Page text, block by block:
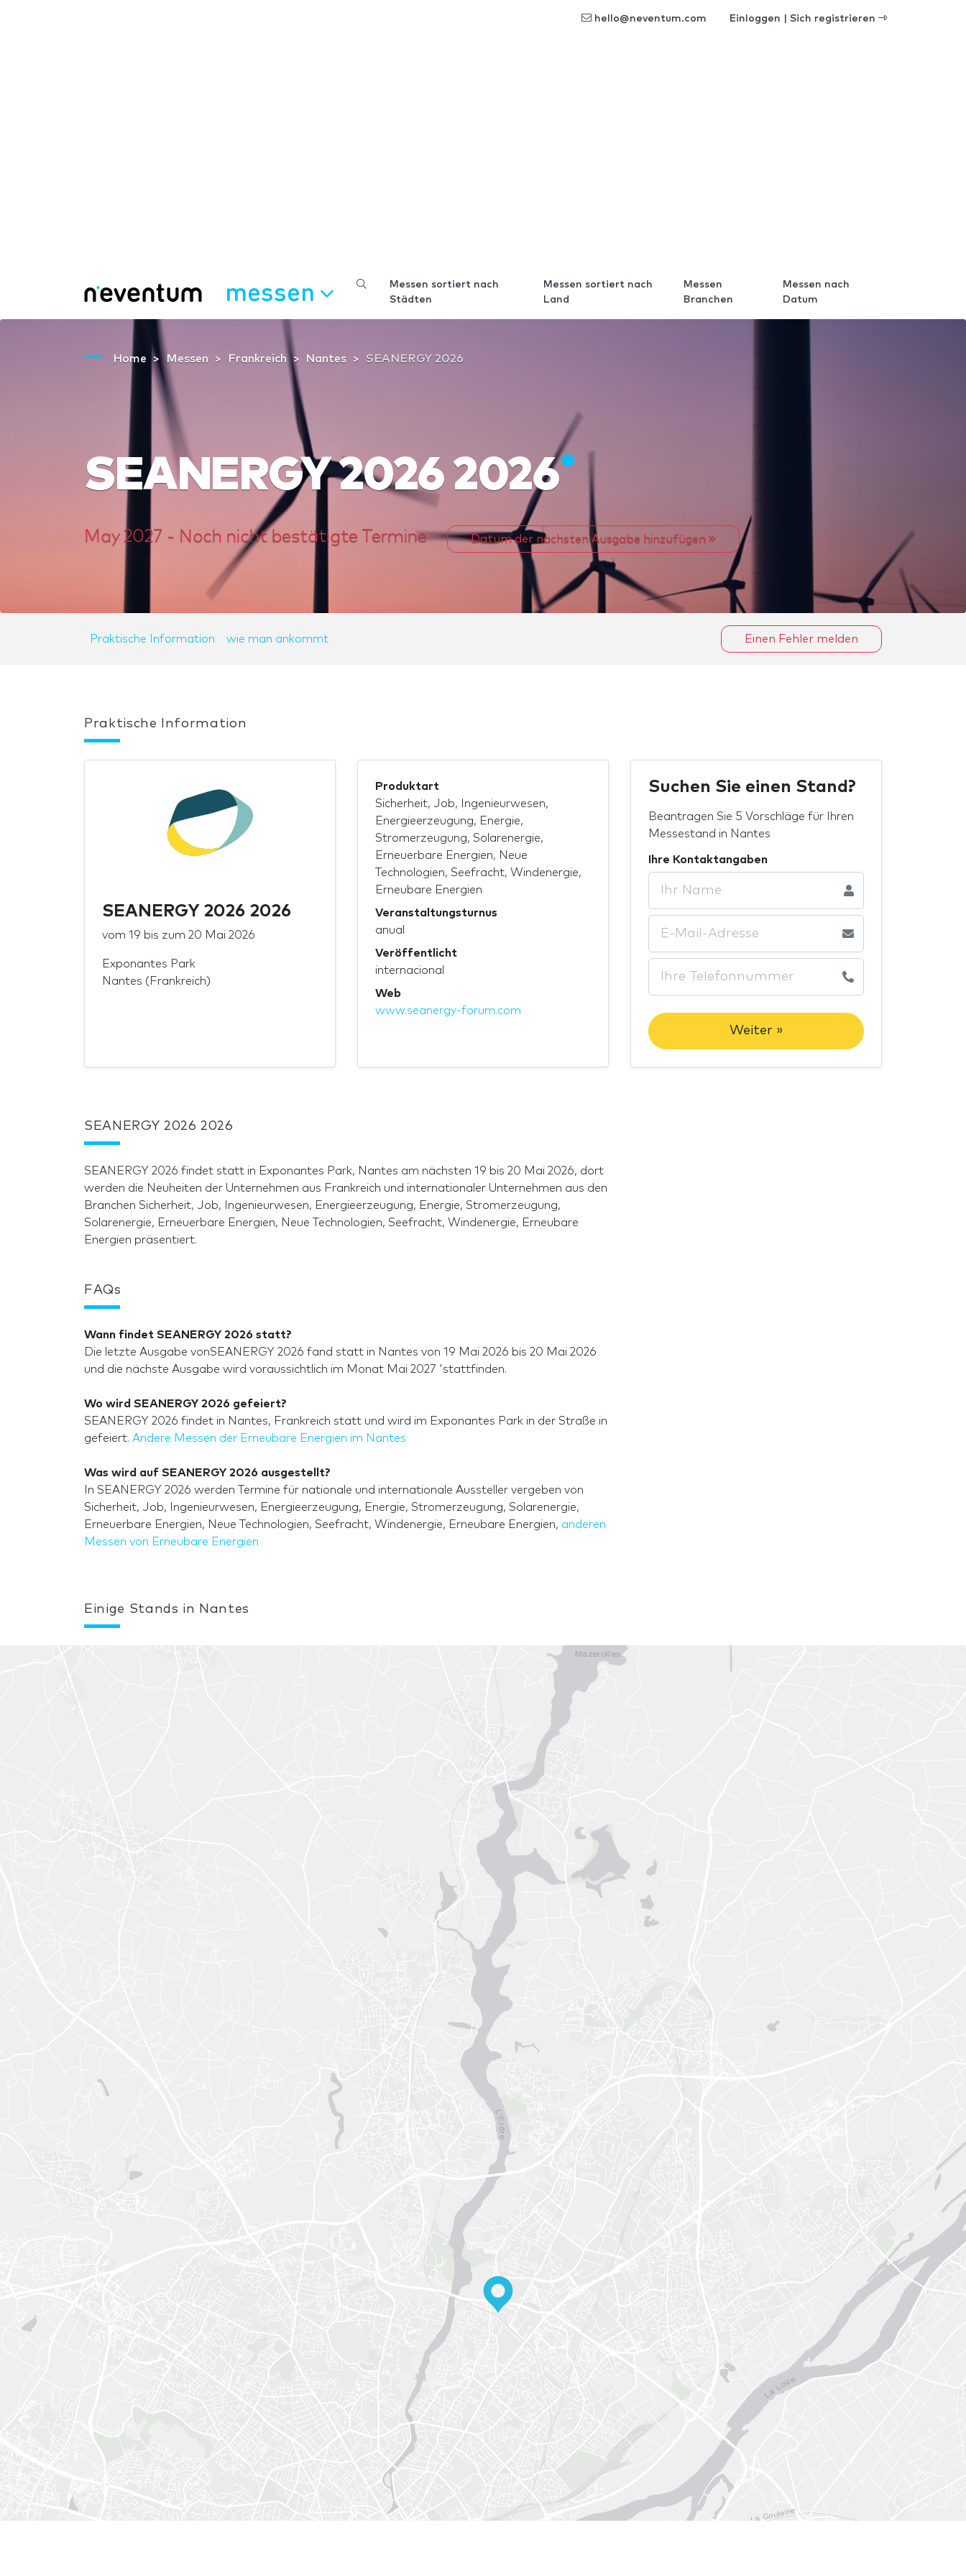
hello@neventum.com Einloggen | Sich registrieren
messen
Messen sortiert nach
Städten
Messen sortiert nach
Land
Messen
Branchen
Messen nach
Datum
Home Messen Frankreich Nantes SEANERGY 2026
SEANERGY 2026 2026
May 2027 - Noch nicht bestätigte Termine Datum der nächsten Ausgabe hinzufügen
Praktische Information wie man ankommt Einen Fehler melden
Praktische Information
SEANERGY 2026 2026
vom 19 bis zum 20 Mai 2026
Exponantes Park
Nantes (Frankreich)
Produktart
Sicherheit, Job, Ingenieurwesen,
Energieerzeugung, Energie,
Stromerzeugung, Solarenergie,
Erneuerbare Energien, Neue
Technologien, Seefracht, Windenergie,
Erneubare Energien
Veranstaltungsturnus
anual
Veröffentlicht
internacional
Web
www.seanergy-forum.com
Suchen Sie einen Stand?
Beantragen Sie 5 Vorschläge für Ihren
Messestand in Nantes
Ihre Kontaktangaben
Weiter »
SEANERGY 2026 2026
SEANERGY 2026 findet statt in Exponantes Park, Nantes am nächsten 19 bis 20 Mai 2026, dort
werden die Neuheiten der Unternehmen aus Frankreich und internationaler Unternehmen aus den
Branchen Sicherheit, Job, Ingenieurwesen, Energieerzeugung, Energie, Stromerzeugung,
Solarenergie, Erneuerbare Energien, Neue Technologien, Seefracht, Windenergie, Erneubare
Energien präsentiert.
FAQs
Wann findet SEANERGY 2026 statt?
Die letzte Ausgabe vonSEANERGY 2026 fand statt in Nantes von 19 Mai 2026 bis 20 Mai 2026
und die nächste Ausgabe wird voraussichtlich im Monat Mai 2027 'stattfinden.
Wo wird SEANERGY 2026 gefeiert?
SEANERGY 2026 findet in Nantes, Frankreich statt und wird im Exponantes Park in der Straße in
gefeiert. Andere Messen der Erneubare Energien im Nantes
Was wird auf SEANERGY 2026 ausgestellt?
In SEANERGY 2026 werden Termine für nationale und internationale Aussteller vergeben von
Sicherheit, Job, Ingenieurwesen, Energieerzeugung, Energie, Stromerzeugung, Solarenergie,
Erneuerbare Energien, Neue Technologien, Seefracht, Windenergie, Erneubare Energien, anderen
Messen von Erneubare Energien
Einige Stands in Nantes